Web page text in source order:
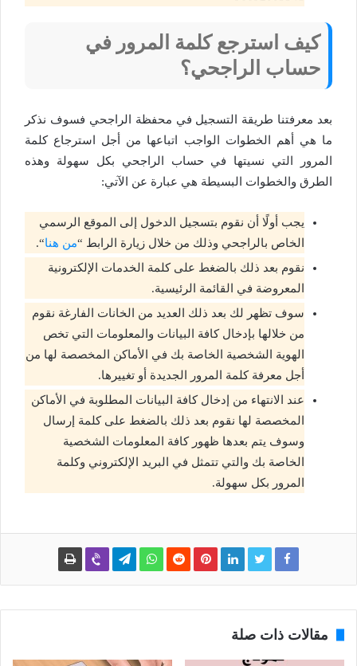
كيف استرجع كلمة المرور في
حساب الراجحي؟
بعد معرفتنا طريقة التسجيل في محفظة الراجحي فسوف نذكر
ما هي أهم الخطوات الواجب اتباعها من أجل استرجاع كلمة
المرور التي نسيتها في حساب الراجحي بكل سهولة وهذه
الطرق والخطوات البسيطة هي عبارة عن الآتي:
يجب أولًا أن نقوم بتسجيل الدخول إلى الموقع الرسمي
الخاص بالراجحي وذلك من خلال زيارة الرابط “من هنا“.
نقوم بعد ذلك بالضغط على كلمة الخدمات الإلكترونية
المعروضة في القائمة الرئيسية.
سوف تظهر لك بعد ذلك العديد من الخانات الفارغة نقوم
من خلالها بإدخال كافة البيانات والمعلومات التي تخص
الهوية الشخصية الخاصة بك في الأماكن المخصصة لها من
أجل معرفة كلمة المرور الجديدة أو تغييرها.
عند الانتهاء من إدخال كافة البيانات المطلوبة في الأماكن
المخصصة لها نقوم بعد ذلك بالضغط على كلمة إرسال
وسوف يتم بعدها ظهور كافة المعلومات الشخصية
الخاصة بك والتي تتمثل في البريد الإلكتروني وكلمة
المرور بكل سهولة.
مقالات ذات صلة